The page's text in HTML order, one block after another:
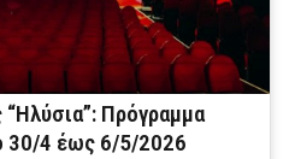
Πρόγραμμα
30/4 έως 6/5/2026